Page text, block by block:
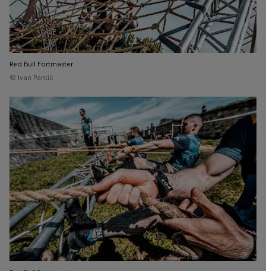
Red Bull Fortmaster
© Ivan Pantić